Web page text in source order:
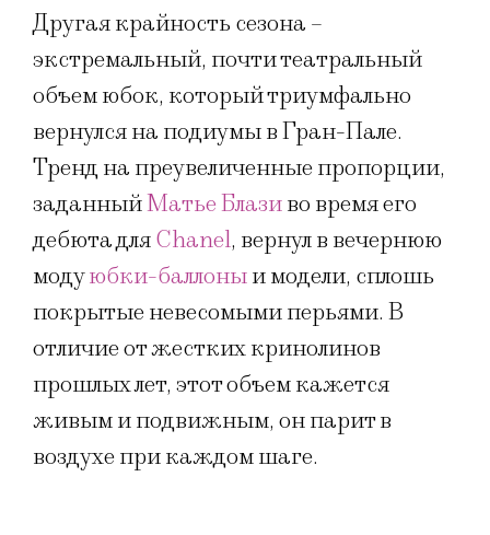
Другая крайность сезона –
экстремальный, почти театральный
объем юбок, который триумфально
вернулся на подиумы в Гран-Пале.
Тренд на преувеличенные пропорции,
заданныйМатье Блазиво время его
дебюта дляChanel, вернул в вечернюю
модуюбки-баллоныи модели, сплошь
покрытые невесомыми перьями. В
отличие от жестких кринолинов
прошлых лет, этот объем кажется
живым и подвижным, он парит в
воздухе при каждом шаге.